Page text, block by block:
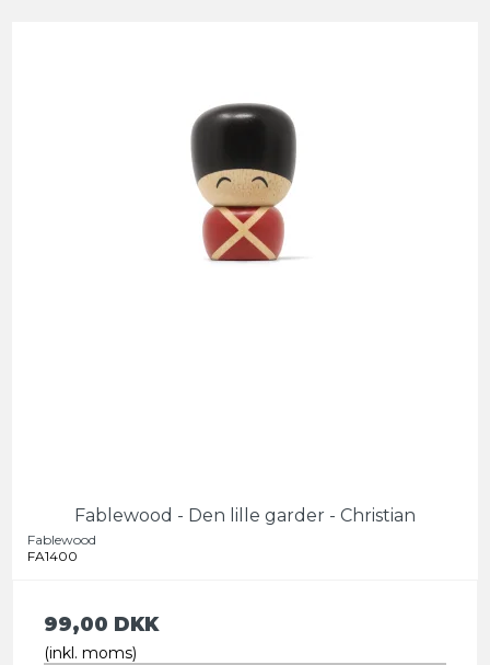
Fablewood - Den lille garder - Christian
Fablewood
FA1400
99,00 DKK
(inkl. moms)